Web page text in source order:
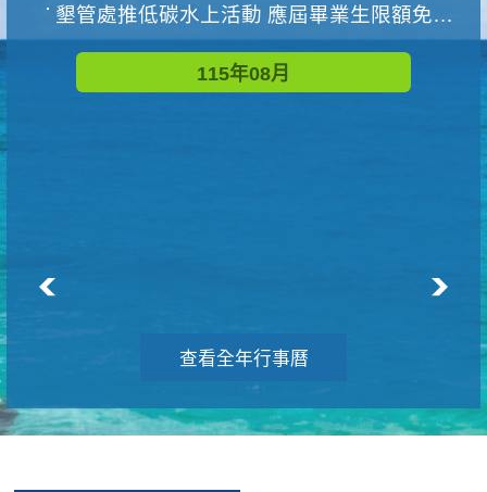
墾管處推低碳水上活動 應屆畢業生限額免費參加
115年08月
查看全年行事曆